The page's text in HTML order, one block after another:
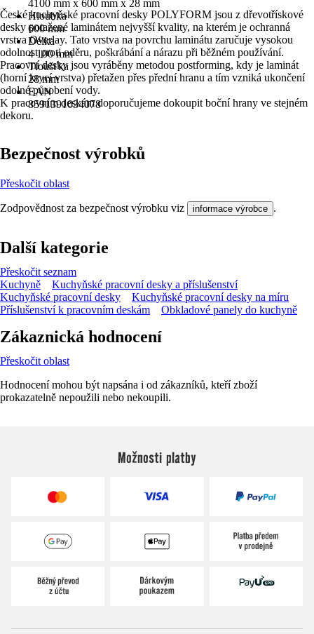
4100 mm x 600 mm x 28 mm
Hloubka
600 mm
Délka
4 100 mm
Tloušťka
28 mm
EAN
8591391034078
České kuchyňské pracovní desky POLYFORM jsou z dřevotřískové
desky potažené laminátem nejvyšší kvality, na kterém je ochranná
vrstva Overlay. Tato vrstva na povrchu laminátu zaručuje vysokou
odolnost proti oděru, poškrábání a nárazu při běžném používání.
Pracovní desky jsou vyráběny metodou postforming, kdy je laminát
(horní krycí vrstva) přetažen přes přední hranu a tím vzniká ukončení
odolné působení vody.
K pracovním deskám doporučujeme dokoupit boční hrany ve stejném
dekoru.
Bezpečnost výrobků
Přeskočit oblast
Zodpovědnost za bezpečnost výrobku viz informace výrobce .
Další kategorie
Přeskočit seznam
Kuchyně
Kuchyňské pracovní desky a příslušenství
Kuchyňské pracovní desky
Kuchyňské pracovní desky na míru
Příslušenství k pracovním deskám
Obkladové panely do kuchyně
Zákaznická hodnocení
Přeskočit oblast
Hodnocení mohou být napsána i od zákazníků, kteří zboží
prokazatelně nepoužili nebo nekoupili.
Možnosti platby